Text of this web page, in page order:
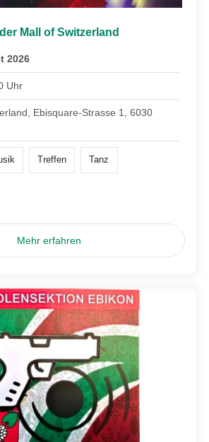
Mall of Switzerland
2026
Uhr
Ebisquare-Strasse 1, 6030
Treffen Tanz
Mehr erfahren